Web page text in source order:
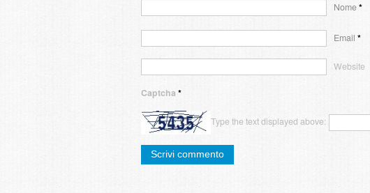
Nome*
Email *
Website
Captcha *
Type the text displayed above: